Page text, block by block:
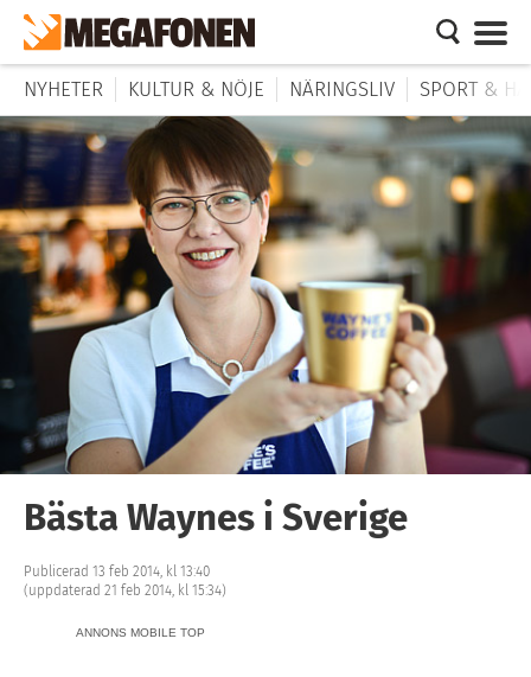
NYHETER KULTUR & NÖJE NÄRINGSLIV SPORT &
Bästa Waynes i Sverige
Publicerad 13 feb 2014, kl 13:40
(uppdaterad 21 feb 2014, kl 15:34)
ANNONS MOBILE TOP